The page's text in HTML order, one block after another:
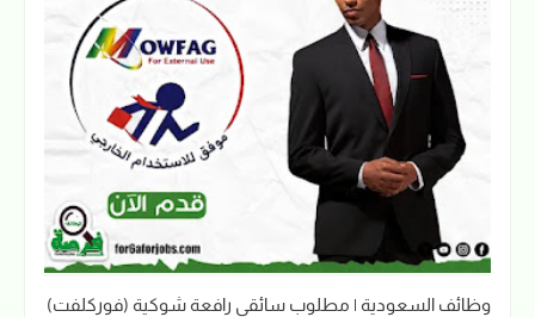
وظائف السعودية | مطلوب سائقي رافعة شوكية (فوركلفت)